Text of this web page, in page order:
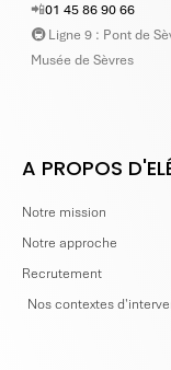
📲01 45 86 90 66
🚇 Ligne 9 : Pont de
Musée de Sèvres
A PROPOS
Notre mission
Notre approche
Recrutement
Nos contextes